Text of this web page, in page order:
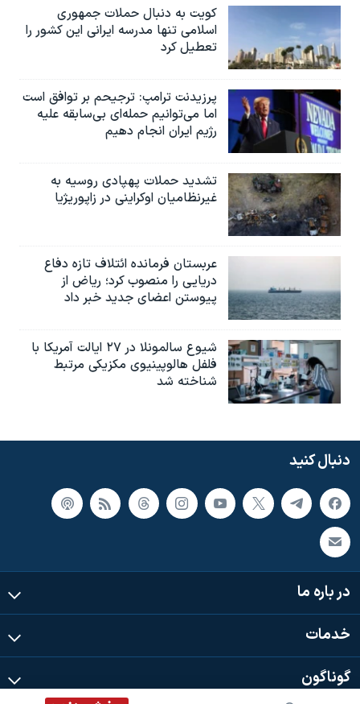
کویت به دنبال حملات جمهوری
اسلامی تنها مدرسه ایرانی این کشور را
تعطیل کرد
پرزیدنت ترامپ: ترجیحم بر توافق است
اما می‌توانیم حمله‌ای بی‌سابقه علیه
رژیم ایران انجام دهیم
تشدید حملات پهپادی روسیه به
غیرنظامیان اوکراینی در زاپوریژیا
عربستان فرمانده ائتلاف تازه دفاع
دریایی را منصوب کرد؛ ریاض از
پیوستن اعضای جدید خبر داد
شیوع سالمونلا در ۲۷ ایالت آمریکا با
فلفل هالوپینیوی مکزیکی مرتبط
شناخته شد
دنبال کنید
در باره ما
خدمات
گوناگون